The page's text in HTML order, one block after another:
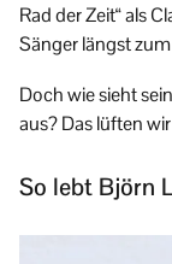
Rad der Zeit“ als
Sänger längst
Doch wie sieht
aus? Das lüften
So lebt Björn